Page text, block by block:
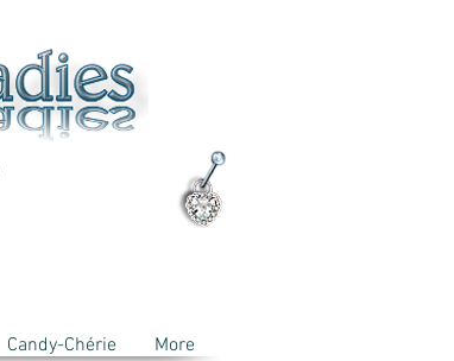
Candy-Chérie More